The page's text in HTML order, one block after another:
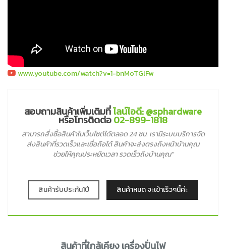
www.youtube.com/watch?v=1-bnMoTGlFw
สอบถามสินค้าเพิ่มเติมที่ไลน์ไอดี: @sphardware
หรือโทรติดต่อ02-899-1818
สามารถสั่งซื้อสินค้าในเว็บไซต์ได้ตลอด 24 ชม. เรามีระบบบริการจัด
ส่งสินค้าที่รวดเร็วและเชื่อถือได้ สินค้าจะส่งตรงถึงหน้าบ้านคุณ
ช่วยให้คุณประหยัดเวลา รวดเร็วถึงบ้านคุณ"
สินค้ารับประกัน1ปี สินค้าหมด จะเข้าเร็วๆนี้ค่ะ
สินค้าที่ใกล้เคียง เครื่องปั่นไฟ